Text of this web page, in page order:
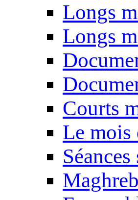
Longs
Longs
Courts
Le mois